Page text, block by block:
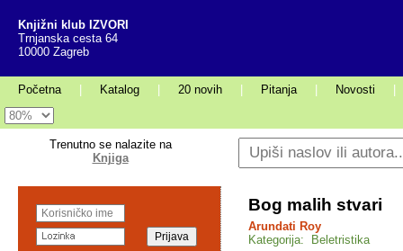
Knjižni klub IZVORI
Trnjanska cesta 64
10000 Zagreb
Početna Katalog 20 novih Pitanja Novosti
Trenutno se nalazite na
Knjiga
Bog malih stvari
Arundati Roy
Kategorija: Beletristika